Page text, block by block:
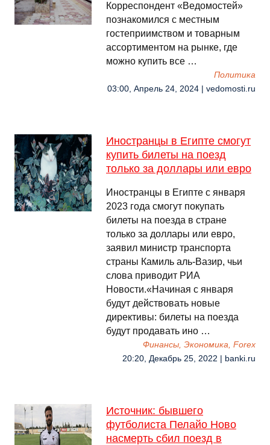
Корреспондент «Ведомостей»
познакомился с местным
гостеприимством и товарным
ассортиментом на рынке, где
можно купить все …
Политика
03:00, Апрель 24, 2024 | vedomosti.ru
Иностранцы в Египте смогут
купить билеты на поезд
только за доллары или евро
Иностранцы в Египте с января
2023 года смогут покупать
билеты на поезда в стране
только за доллары или евро,
заявил министр транспорта
страны Камиль аль-Вазир, чьи
слова приводит РИА
Новости.«Начиная с января
будут действовать новые
директивы: билеты на поезда
будут продавать ино …
Финансы, Экономика, Forex
20:20, Декабрь 25, 2022 | banki.ru
Источник: бывшего
футболиста Пелайо Ново
насмерть сбил поезд в